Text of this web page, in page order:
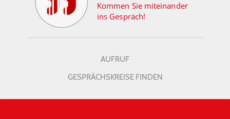
Kommen Sie miteinander
ins Gespräch!
AUFRUF
GESPRÄCHSKREISE FINDEN